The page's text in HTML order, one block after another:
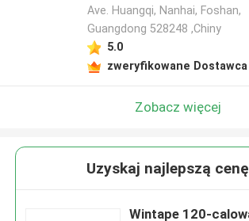
Ave. Huangqi, Nanhai, Foshan,
Guangdong 528248 ,Chiny
5.0
zweryfikowane Dostawca
Zobacz więcej
Uzyskaj najlepszą
Wintape 120-